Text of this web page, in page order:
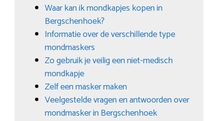
Waar kan ik mondkapjes kopen in
Bergschenhoek?
Informatie over de verschillende type
mondmaskers
Zo gebruik je veilig een niet-medisch
mondkapje
Zelf een masker maken
Veelgestelde vragen en antwoorden over
mondmasker in Bergschenhoek